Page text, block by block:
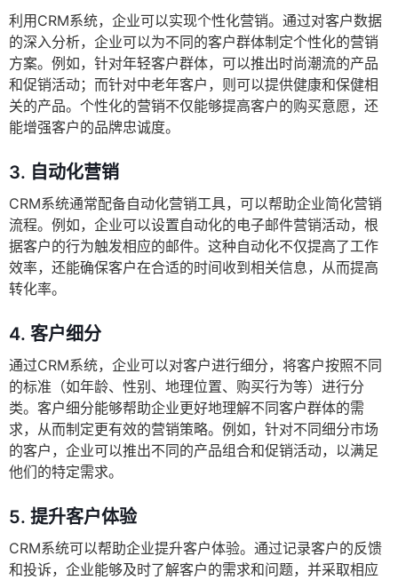
利用CRM系统，企业可以实现个性化营销。通过对客户数据
的深入分析，企业可以为不同的客户群体制定个性化的营销
方案。例如，针对年轻客户群体，可以推出时尚潮流的产品
和促销活动；而针对中老年客户，则可以提供健康和保健相
关的产品。个性化的营销不仅能够提高客户的购买意愿，还
能增强客户的品牌忠诚度。
3. 自动化营销
CRM系统通常配备自动化营销工具，可以帮助企业简化营销
流程。例如，企业可以设置自动化的电子邮件营销活动，根
据客户的行为触发相应的邮件。这种自动化不仅提高了工作
效率，还能确保客户在合适的时间收到相关信息，从而提高
转化率。
4. 客户细分
通过CRM系统，企业可以对客户进行细分，将客户按照不同
的标准（如年龄、性别、地理位置、购买行为等）进行分
类。客户细分能够帮助企业更好地理解不同客户群体的需
求，从而制定更有效的营销策略。例如，针对不同细分市场
的客户，企业可以推出不同的产品组合和促销活动，以满足
他们的特定需求。
5. 提升客户体验
CRM系统可以帮助企业提升客户体验。通过记录客户的反馈
和投诉，企业能够及时了解客户的需求和问题，并采取相应